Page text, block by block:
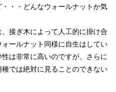
・・どんなウォールナットか気
接ぎ木によって人工的に掛け合
ールナット同様に自生はしてい
は非常に高いのですが、さらに
では絶対に見ることのできない